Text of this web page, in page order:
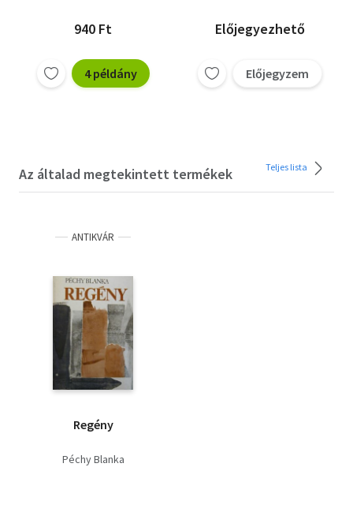
940 Ft
4 példány
Előjegyezhető
Előjegyzem
Az általad megtekintett termékek Teljes lista
ANTIKVÁR
Regény
Péchy Blanka